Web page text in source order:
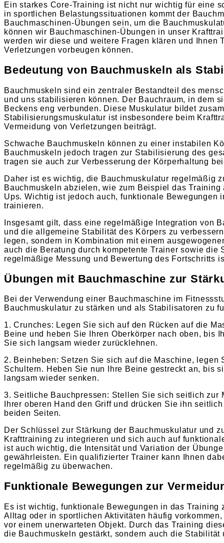
Ein starkes Core-Training ist nicht nur wichtig für eine
in sportlichen Belastungssituationen kommt der
Bauchmaschinen-Übungen sein, um die
können wir Bauchmaschinen-Übungen in unser
werden wir diese und weitere Fragen klären und Ihnen
Verletzungen vorbeugen können.
Bedeutung von Bauchmuskeln als
Bauchmuskeln sind ein zentraler Bestandteil des
und uns stabilisieren können. Der Bauchraum, in dem
Beckens eng verbunden. Diese Muskulatur bildet
Stabilisierungsmuskulatur ist insbesondere beim
Vermeidung von Verletzungen beiträgt.
Schwache Bauchmuskeln können zu einer instabilen
Bauchmuskeln jedoch tragen zur Stabilisierung des
tragen sie auch zur Verbesserung der Körperhaltung
Daher ist es wichtig, die Bauchmuskulatur regelmäßig
Bauchmuskeln abzielen, wie zum Beispiel das
Ups. Wichtig ist jedoch auch, funktionale
trainieren.
Insgesamt gilt, dass eine regelmäßige Integration von
und die allgemeine Stabilität des Körpers zu
legen, sondern in Kombination mit einem
auch die Beratung durch kompetente Trainer sowie
regelmäßige Messung und Bewertung des Fortschritts
Übungen mit Bauchmaschine zur
Bei der Verwendung einer Bauchmaschine im
Bauchmuskulatur zu stärken und als Stabilisatoren zu
1. Crunches: Legen Sie sich auf den Rücken auf die
Beine und heben Sie Ihren Oberkörper nach oben, bis
Sie sich langsam wieder zurücklehnen.
2. Beinheben: Setzen Sie sich auf die Maschine,
Schultern. Heben Sie nun Ihre Beine gestreckt an, bis
langsam wieder senken.
3. Seitliche Bauchpressen: Stellen Sie sich seitlich zur
Ihrer oberen Hand den Griff und drücken Sie ihn
beiden Seiten.
Der Schlüssel zur Stärkung der Bauchmuskulatur und
Krafttraining zu integrieren und sich auch auf
ist auch wichtig, die Intensität und Variation der
gewährleisten. Ein qualifizierter Trainer kann Ihnen
regelmäßig zu überwachen.
Funktionale Bewegungen zur
Es ist wichtig, funktionale Bewegungen in das
Alltag oder in sportlichen Aktivitäten häufig
vor einem unerwarteten Objekt. Durch das Training
die Bauchmuskeln gestärkt, sondern auch die Stabilität